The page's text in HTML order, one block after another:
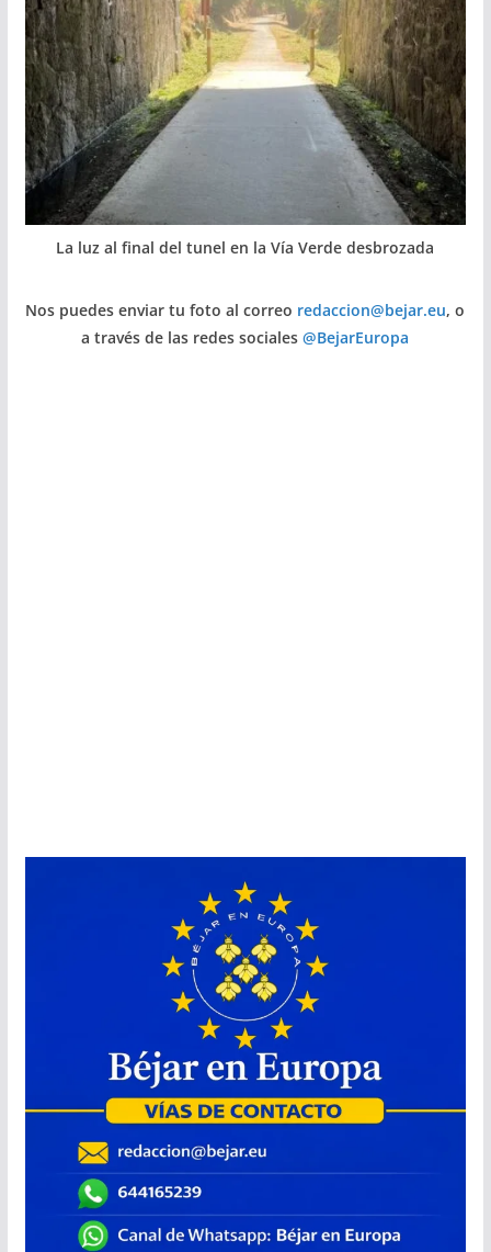
La luz al final del tunel en la Vía Verde desbrozada
Nos puedes enviar tu foto al correo redaccion@bejar.eu, o
a través de las redes sociales@BejarEuropa